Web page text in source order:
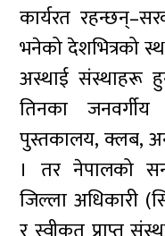
कार्यरत
भनेको देशभित्रको
अस्थाई संस्थाहरू
तिनका
पुस्तकालय, क्लब,
। तर नेपालको
जिल्ला अधिकारी